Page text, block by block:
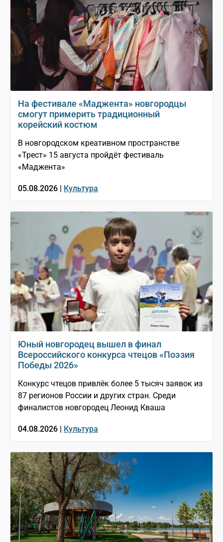
На фестивале «Маджента» новгородцы
смогут примерить традиционный
корейский костюм
В новгородском креативном пространстве
«Трест» 15 августа пройдёт фестиваль
«Маджента»
05.08.2026 | Культура
Юный новгородец вышел в финал
Всероссийского конкурса чтецов «Поэзия
Победы 2026»
Конкурс чтецов привлёк более 5 тысяч заявок из
87 регионов России и других стран. Среди
финалистов новгородец Леонид Кваша
04.08.2026 | Культура